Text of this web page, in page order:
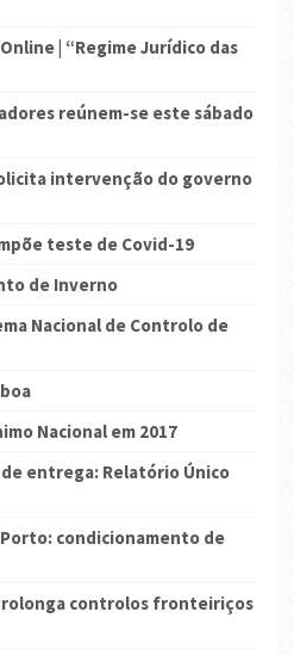
| “Regime Jurídico das
reúnem-se este sábado
intervenção do governo
teste de Covid-19
de Inverno
Nacional de Controlo de
Nacional em 2017
entrega: Relatório Único
condicionamento de
controlos fronteiriços